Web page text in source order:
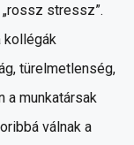
stressz”.
kollégák
türelmetlenség,
a munkatársak
válnak a